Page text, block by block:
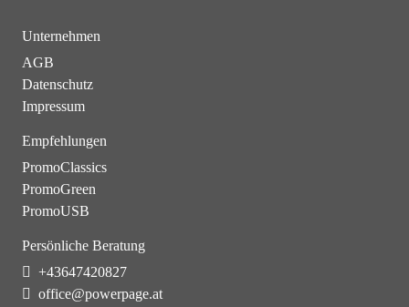
Unternehmen
AGB
Datenschutz
Impressum
Empfehlungen
PromoClassics
PromoGreen
PromoUSB
Persönliche Beratung
+43647420827
office@powerpage.at